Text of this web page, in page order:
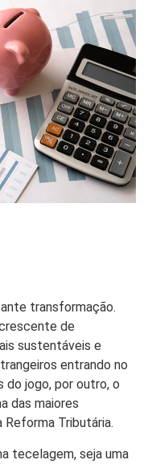
transformação.
de
sustentáveis e
entrando no
do jogo, por outro, o
das maiores
Reforma Tributária.
tecelagem, seja uma